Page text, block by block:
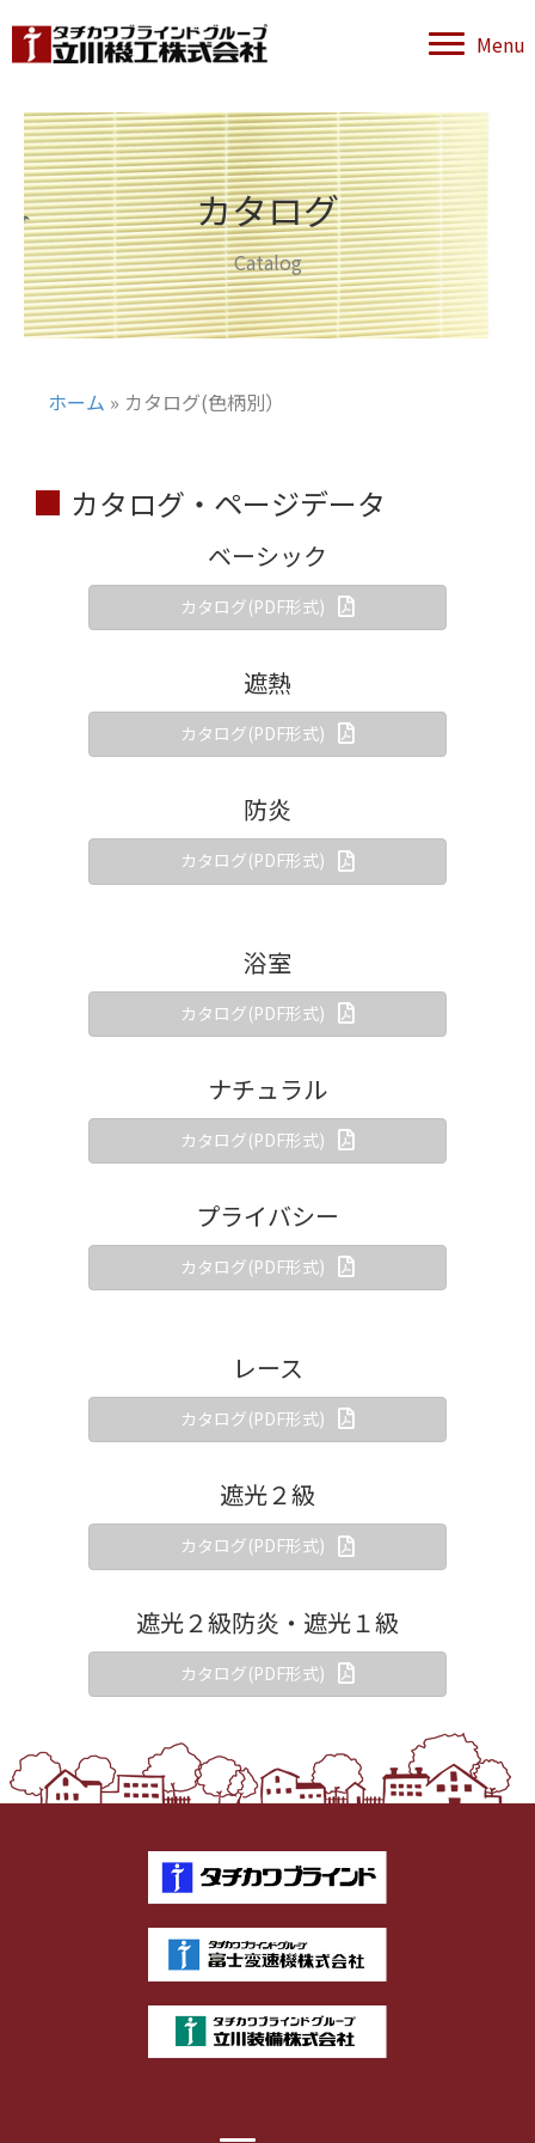
Menu
カタログ
Catalog
ホーム » カタログ(色柄別）
カタログ・ページデータ
ベーシック
カタログ(PDF形式)
遮熱
カタログ(PDF形式)
防炎
カタログ(PDF形式)
浴室
カタログ(PDF形式)
ナチュラル
カタログ(PDF形式)
プライバシー
カタログ(PDF形式)
レース
カタログ(PDF形式)
遮光２級
カタログ(PDF形式)
遮光２級防炎・遮光１級
カタログ(PDF形式)